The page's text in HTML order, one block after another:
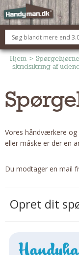
OM HANDYMAN.DK
FÅ 3 TILBUD
ANNONCERING
TØMRER/SNEDKER
Reparation Og
Om Materialer
ELEKTRIKER
Regler Og Love
Om Materialer
Hjem >
skridsikring af
Vores håndværkere og
eller måske er der en
Du modtager en mail
Opret dit